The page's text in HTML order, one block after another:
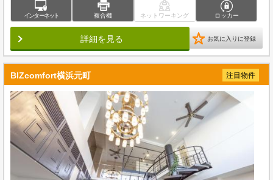
インターネット 複合機 ネットワーキング ロッカー
詳細を見る お気に入りに登録
BIZcomfort横浜元町 注目物件